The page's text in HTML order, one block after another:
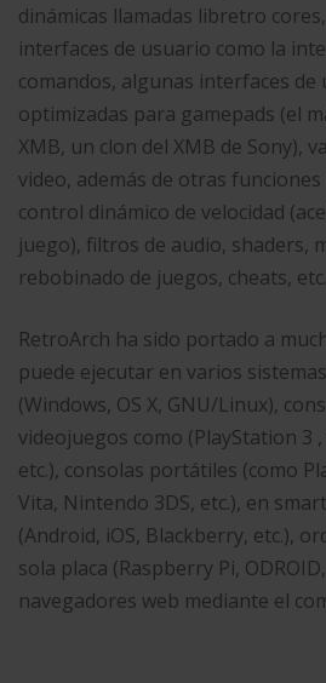
dinámicas llamadas libretro
interfaces de usuario como la
comandos, algunas interfaces de
optimizadas para gamepads (el
XMB, un clon del XMB de Sony),
video, además de otras
control dinámico de velocidad
juego), filtros de audio, shaders,
rebobinado de juegos, cheats, etc.
RetroArch ha sido portado a
puede ejecutar en varios
(Windows, OS X, GNU/Linux),
videojuegos como (PlayStation 3 ,
etc.), consolas portátiles (como
Vita, Nintendo 3DS, etc.), en
(Android, iOS, Blackberry, etc.),
sola placa (Raspberry Pi,
navegadores web mediante el